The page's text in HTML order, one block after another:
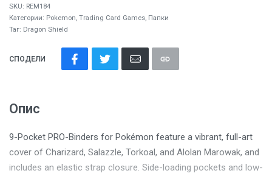
SKU: REM184
Категории: Pokemon, Trading Card Games, Папки
Таг: Dragon Shield
СПОДЕЛИ
Опис
9-Pocket PRO-Binders for Pokémon feature a vibrant, full-art
cover of Charizard, Salazzle, Torkoal, and Alolan Marowak, and
includes an elastic strap closure. Side-loading pockets and low-